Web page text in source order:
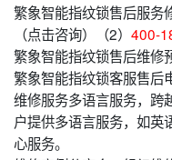
繁象智能指纹锁售后服务
（点击咨询）（2） 400-
繁象智能指纹锁售后维修
繁象智能指纹锁客服售后
维修服务多语言服务，跨
户提供多语言服务，如英
心服务。